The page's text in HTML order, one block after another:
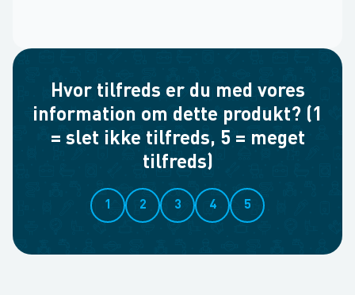
Hvor tilfreds er du med vores
information om dette produkt? (1
= slet ikke tilfreds, 5 = meget
tilfreds)
1 2 3 4 5